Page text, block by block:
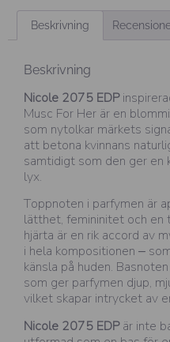
Beskrivning
Beskrivning
Nicole 2075 EDP
Musc For Her är en
som nytolkar märkets
att betona kvinnans
samtidigt som den ger en
lyx.
Toppnoten i parfymen är
lätthet, femininitet och en
hjärta är en rik accord av
i hela kompositionen –
känsla på huden.
som ger parfymen djup,
vilket skapar intrycket av
Nicole 2075 EDPär inte